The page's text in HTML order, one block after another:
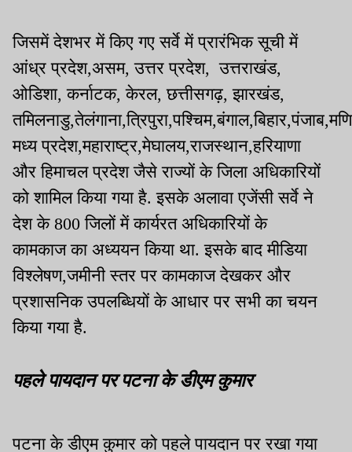
जिसमें देशभर में किए गए सर्वे में प्रारंभिक सूची में
आंध्र प्रदेश,असम, उत्तर प्रदेश, उत्तराखंड,
ओडिशा, कर्नाटक, केरल, छत्तीसगढ़, झारखंड,
मध्य प्रदेश,महाराष्ट्र,मेघालय,राजस्थान,हरियाणा
और हिमाचल प्रदेश जैसे राज्यों के जिला अधिकारियों
को शामिल किया गया है. इसके अलावा एजेंसी सर्वे ने
देश के 800 जिलों में कार्यरत अधिकारियों के
कामकाज का अध्ययन किया था. इसके बाद मीडिया
विश्लेषण,जमीनी स्तर पर कामकाज देखकर और
प्रशासनिक उपलब्धियों के आधार पर सभी का चयन
किया गया है.
पहले पायदान पर पटना के डीएम कुमार
पटना के डीएम कुमार को पहले पायदान पर रखा गया